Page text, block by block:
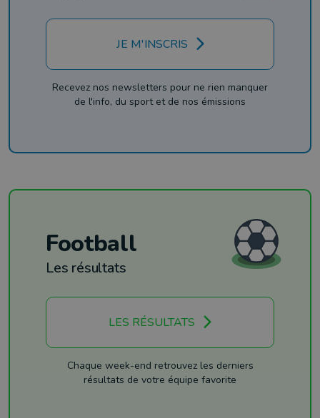
JE M'INSCRIS
Recevez nos newsletters pour ne rien manquer
de l'info, du sport et de nos émissions
Football
Les résultats
LES RÉSULTATS
Chaque week-end retrouvez les derniers
résultats de votre équipe favorite